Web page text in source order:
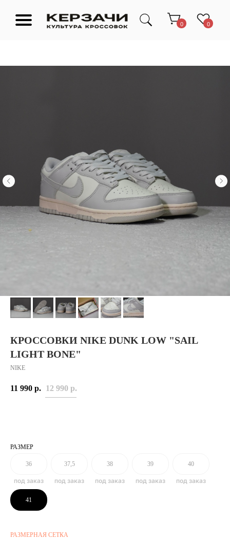
0
КРОССОВКИ NIKE DUNK LOW "SAIL
LIGHT BONE"
NIKE
11 990 р. 12 990 р.
РАЗМЕР
36 37,5 38 39 40
41
РАЗМЕРНАЯ СЕТКА